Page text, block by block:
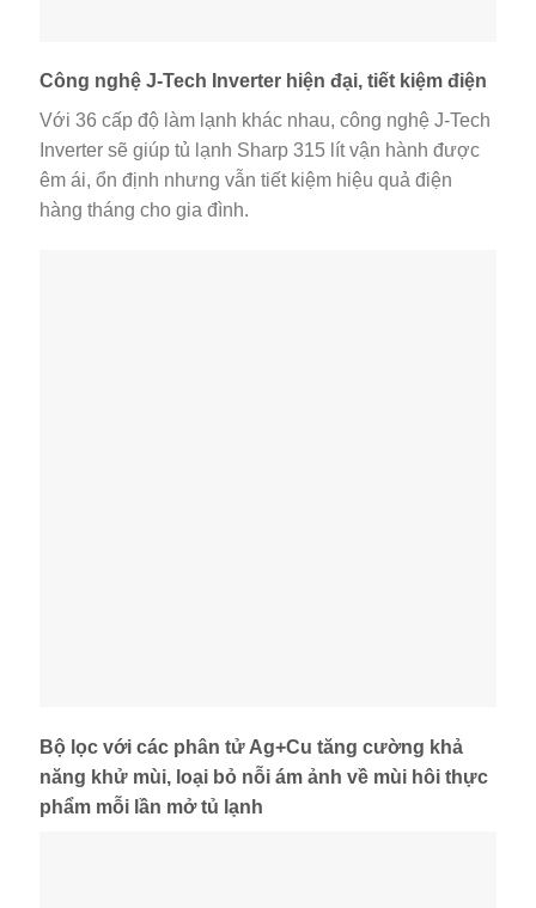
Công nghệ J-Tech Inverter hiện đại, tiết kiệm điện
Với 36 cấp độ làm lạnh khác nhau, công nghệ J-Tech
Inverter sẽ giúp tủ lạnh Sharp 315 lít vận hành được
êm ái, ổn định nhưng vẫn tiết kiệm hiệu quả điện
hàng tháng cho gia đình.
Bộ lọc với các phân tử Ag+Cu tăng cường khả
năng khử mùi, loại bỏ nỗi ám ảnh về mùi hôi thực
phẩm mỗi lần mở tủ lạnh